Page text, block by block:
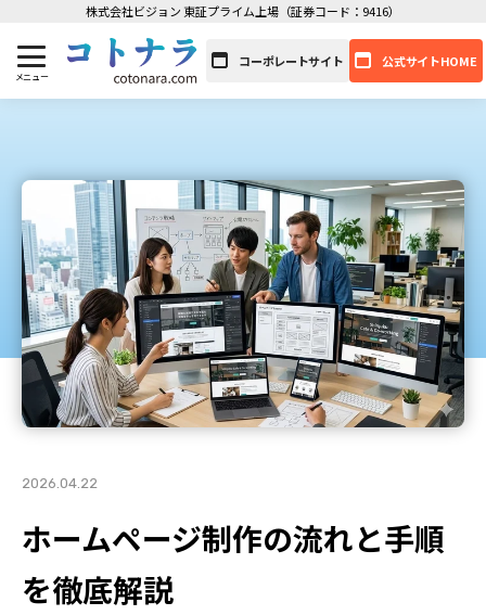
株式会社ビジョン 東証プライム上場（証券コード：9416）
コーポレートサイト 公式サイトHOME
2026.04.22
ホームページ制作の流れと手順
を徹底解説